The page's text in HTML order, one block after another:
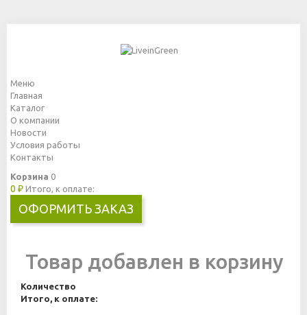
Меню
Главная
Каталог
О компании
Новости
Условия работы
Контакты
Корзина 0
0 ₽ Итого, к оплате:
ОФОРМИТЬ ЗАКАЗ
Товар добавлен в корзину
Количество
Итого, к оплате: